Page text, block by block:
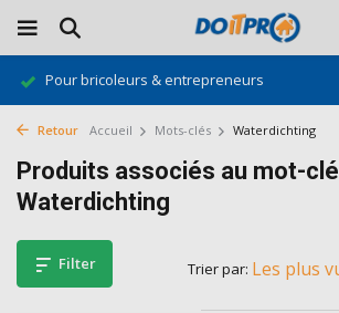
Gratis verzending vanaf €500*
Retour Accueil Mots-clés Waterdichting
Produits associés au mot-clé
Waterdichting
Filter Trier par: